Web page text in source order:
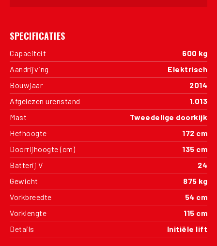
SPECIFICATIES
Capaciteit
600 kg
Aandrijving
Elektrisch
Bouwjaar
2014
Afgelezen urenstand
1.013
Mast
Tweedelige doorkijk
Hefhoogte
172 cm
Doorrijhoogte (cm)
135 cm
Batterij V
24
Gewicht
875 kg
Vorkbreedte
54 cm
Vorklengte
115 cm
Details
Initiële lift